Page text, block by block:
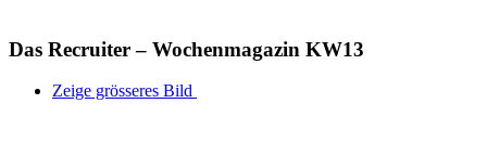
Das Recruiter – Wochenmagazin KW13
Zeige grösseres Bild